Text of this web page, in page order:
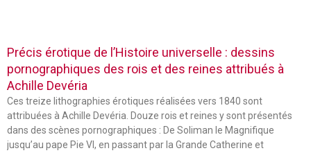
Précis érotique de l’Histoire universelle : dessins
pornographiques des rois et des reines attribués à
Achille Devéria
Ces treize lithographies érotiques réalisées vers 1840 sont
attribuées à Achille Devéria. Douze rois et reines y sont présentés
dans des scènes pornographiques : De Soliman le Magnifique
jusqu’au pape Pie VI, en passant par la Grande Catherine et